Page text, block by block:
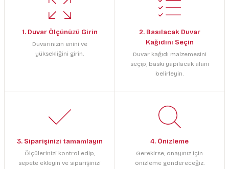
1. Duvar Ölçünüzü Girin
Duvarınızın enini ve
yüksekliğini girin.
2. Basılacak Duvar
Kağıdını Seçin
Duvar kağıdı malzemesini
seçip, baskı yapılacak alanı
belirleyin.
3. Siparişinizi tamamlayın
Ölçülerinizi kontrol edip,
sepete ekleyin ve siparişinizi
4. Önizleme
Gerekirse, onayınız için
önizleme göndereceğiz.